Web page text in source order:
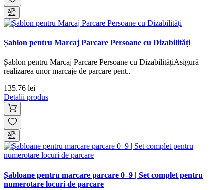
Șablon pentru Marcaj Parcare Persoane cu Dizabilități
Șablon pentru Marcaj Parcare Persoane cu DizabilitățiAsigură
realizarea unor marcaje de parcare pent..
135.76 lei
Detalii produs
Șabloane pentru marcare parcare 0–9 | Set complet pentru
numerotare locuri de parcare